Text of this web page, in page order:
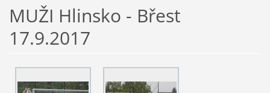
MUŽI Hlinsko - Břest
17.9.2017